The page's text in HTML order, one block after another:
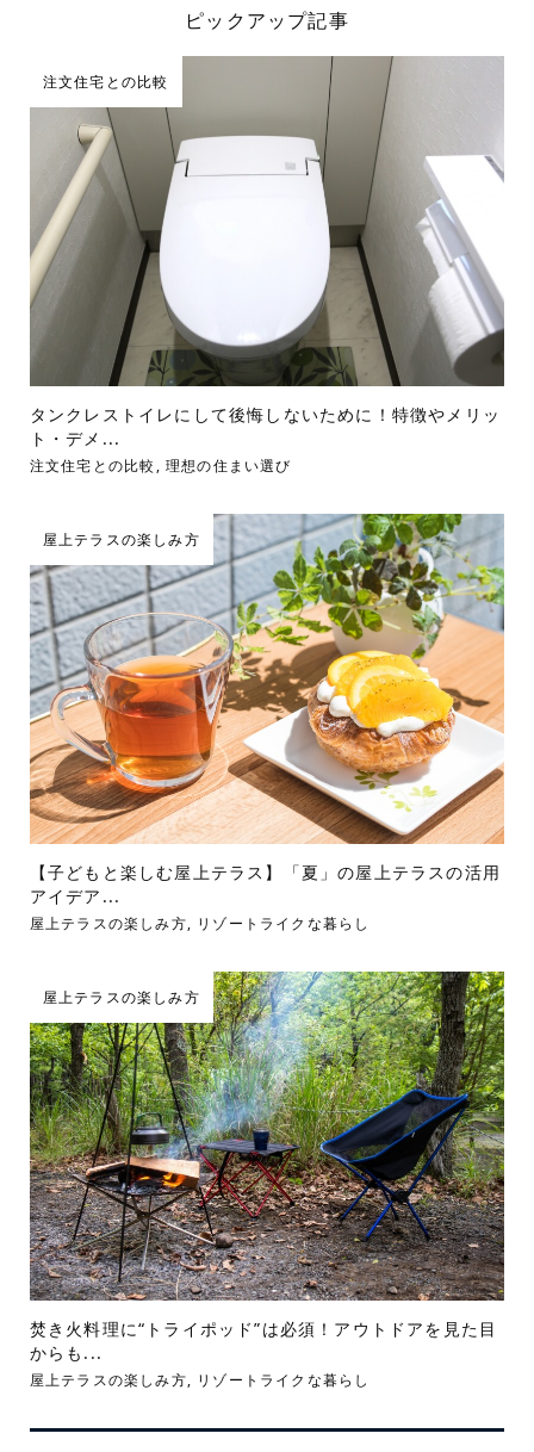
ピックアップ記事
注文住宅との比較
タンクレストイレにして後悔しないために！特徴やメリッ
ト・デメ...
注文住宅との比較 , 理想の住まい選び
屋上テラスの楽しみ方
【子どもと楽しむ屋上テラス】「夏」の屋上テラスの活用
アイデア...
屋上テラスの楽しみ方, リゾートライクな暮らし
屋上テラスの楽しみ方
焚き火料理に“トライポッド”は必須！アウトドアを見た目
からも...
屋上テラスの楽しみ方, リゾートライクな暮らし